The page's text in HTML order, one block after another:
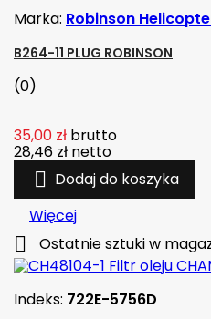
Marka: Robinson
B264-11 PLUG ROBINSON
(0)
35,00 zł brutto
28,46 zł netto
 Dodaj do koszyka
Więcej
 Ostatnie sztuki w
Indeks: 722E-5756D